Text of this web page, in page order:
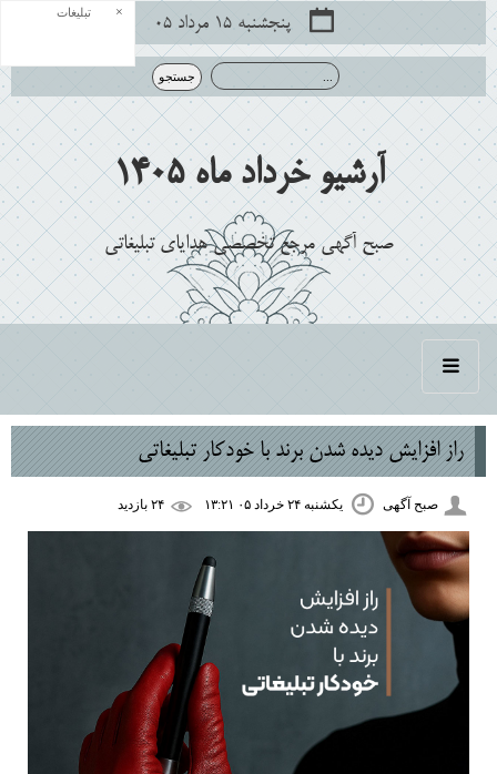
پنجشنبه ۱۵ مرداد ۰۵
آرشیو خرداد ماه 1405
صبح آگهی مرجع تخصصی هدایای تبلیغاتی
راز افزایش دیده ‌شدن برند با خودکار تبلیغاتی
صبح آگهی یکشنبه ۲۴ خرداد ۰۵ ۱۳:۲۱
تبلیغات ×